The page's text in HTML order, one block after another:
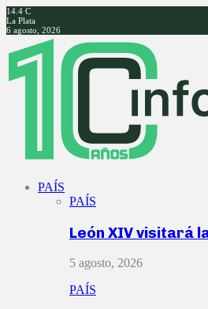
14.4 C
La Plata
6 agosto, 2026
Facebook
Twitter
Instagram
Youtube
PAÍS
PAÍS
León XIV visitará
5 agosto, 2026
PAÍS